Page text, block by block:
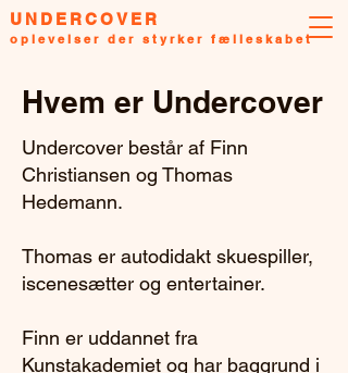
UNDERCOVER
oplevelser der styrker fælleskabet
Hvem er Undercover
Undercover består af Finn
Christiansen og Thomas
Hedemann.
Thomas er autodidakt skuespiller,
iscenesætter og entertainer.
Finn er uddannet fra
Kunstakademiet og har baggrund i